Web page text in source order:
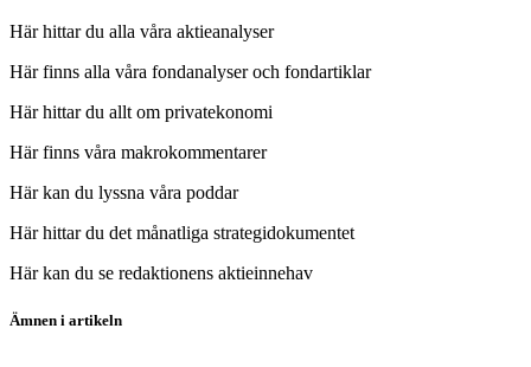
Här hittar du alla våra aktieanalyser
Här finns alla våra fondanalyser och fondartiklar
Här hittar du allt om privatekonomi
Här finns våra makrokommentarer
Här kan du lyssna våra poddar
Här hittar du det månatliga strategidokumentet
Här kan du se redaktionens aktieinnehav
Ämnen i artikeln